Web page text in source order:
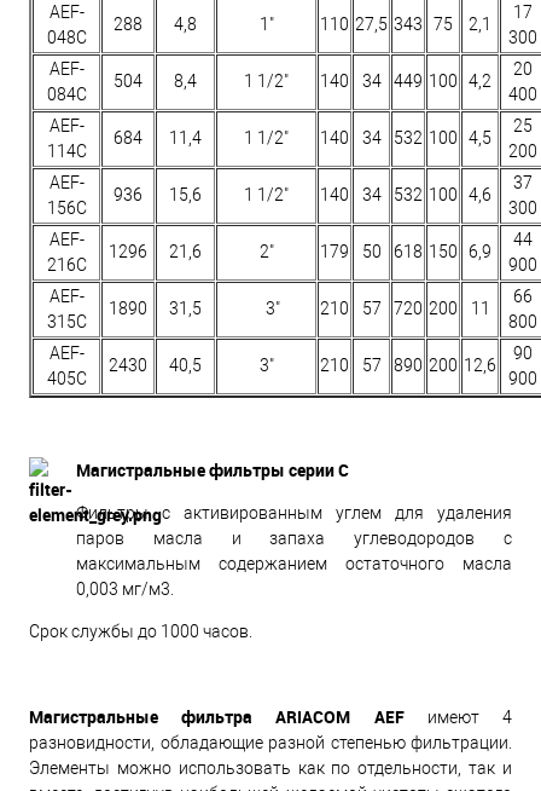
AEF-
048C
288 4,8 1" 110 27,5 343 75 2,1
17
300
AEF-
084C
504 8,4 1 1/2" 140 34 449 100 4,2
20
400
AEF-
114C
684 11,4 1 1/2" 140 34 532 100 4,5
25
200
AEF-
156C
936 15,6 1 1/2" 140 34 532 100 4,6
37
300
AEF-
216C
1296 21,6 2" 179 50 618 150 6,9
44
900
AEF-
315C
1890 31,5 3" 210 57 720 200 11
66
800
AEF-
405C
2430 40,5 3" 210 57 890 200 12,6
90
900
Магистральные фильтры серии C
Фильтры с активированным углем для удаления
паров масла и запаха углеводородов с
максимальным содержанием остаточного масла
0,003 мг/м3.
Срок службы до 1000 часов.
Магистральные фильтра ARIACOM AEFимеют 4
разновидности, обладающие разной степенью фильтрации.
Элементы можно использовать как по отдельности, так и